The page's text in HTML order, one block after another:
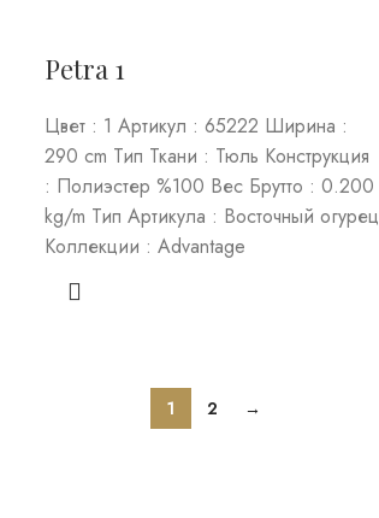
Petra 1
Цвет : 1 Артикул : 65222 Ширина :
290 cm Тип Ткани : Тюль Конструкция
: Полиэстер %100 Вес Брутто : 0.200
kg/m Тип Артикула : Восточный огурец
Коллекции : Advantage
1 2 →